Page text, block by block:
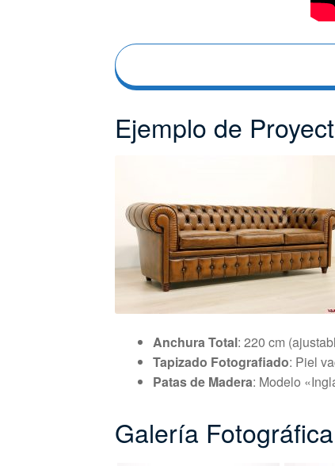
Ejemplo de
Anchura Total: 220 cm
Tapizado Fotografiado: Piel
Patas de Madera: Modelo
Galería